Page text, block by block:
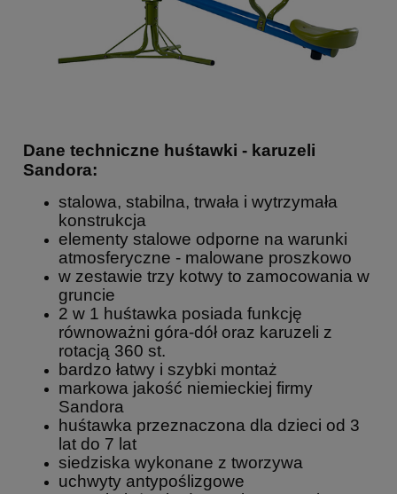
Dane techniczne huśtawki - karuzeli
Sandora:
stalowa, stabilna, trwała i wytrzymała
konstrukcja
elementy stalowe odporne na warunki
atmosferyczne - malowane proszkowo
w zestawie trzy kotwy to zamocowania w
gruncie
2 w 1 huśtawka posiada funkcję
równoważni góra-dół oraz karuzeli z
rotacją 360 st.
bardzo łatwy i szybki montaż
markowa jakość niemieckiej firmy
Sandora
huśtawka przeznaczona dla dzieci od 3
lat do 7 lat
siedziska wykonane z tworzywa
uchwyty antypoślizgowe